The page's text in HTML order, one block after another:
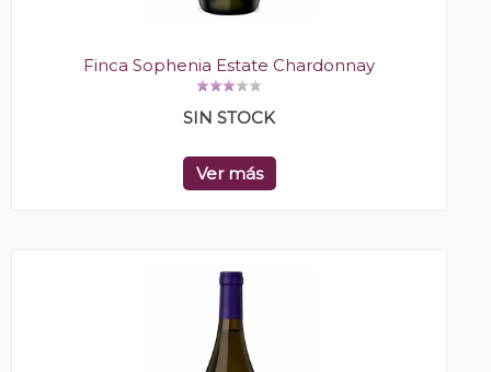
Finca Sophenia Estate Chardonnay
SIN STOCK
Ver más